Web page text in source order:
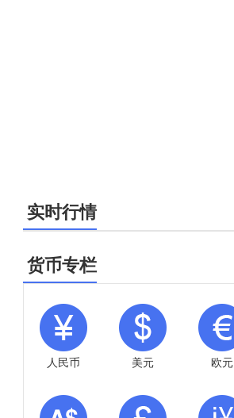
实时行情
货币专栏
人民币 美元 欧元